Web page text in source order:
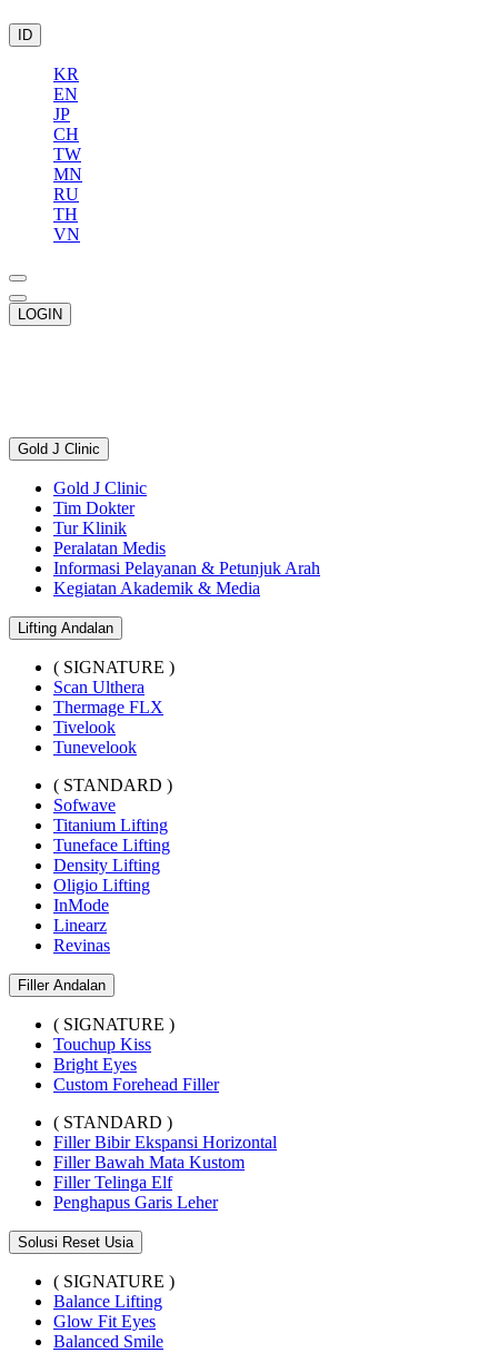
ID
KR
EN
JP
CH
TW
MN
RU
TH
VN
LOGIN
Gold J Clinic
Gold J Clinic
Tim Dokter
Tur Klinik
Peralatan Medis
Informasi Pelayanan & Petunjuk Arah
Kegiatan Akademik & Media
Lifting Andalan
( SIGNATURE )
Scan Ulthera
Thermage FLX
Tivelook
Tunevelook
( STANDARD )
Sofwave
Titanium Lifting
Tuneface Lifting
Density Lifting
Oligio Lifting
InMode
Linearz
Revinas
Filler Andalan
( SIGNATURE )
Touchup Kiss
Bright Eyes
Custom Forehead Filler
( STANDARD )
Filler Bibir Ekspansi Horizontal
Filler Bawah Mata Kustom
Filler Telinga Elf
Penghapus Garis Leher
Solusi Reset Usia
( SIGNATURE )
Balance Lifting
Glow Fit Eyes
Balanced Smile